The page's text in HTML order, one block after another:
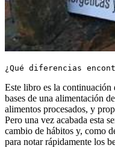
¿Qué diferencias
Este libro es la
bases de una alimentación
alimentos procesados, y
Pero una vez acabada esta
cambio de hábitos y, como
para notar rápidamente los